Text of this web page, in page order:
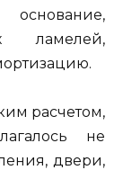
ламелей,
расчетом,
не
двери,